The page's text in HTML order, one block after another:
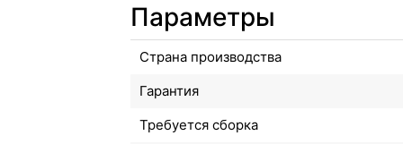
Параметры
Страна производства
Гарантия
Требуется сборка